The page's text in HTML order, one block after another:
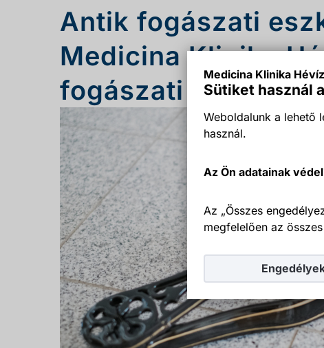
Medicina Klinika Hévíz
Sütiket használ
Weboldalunk a lehető
használ.
Az Ön adatainak
Az „Összes
megfelelően az
Antik fogászati
Medicina Klinika
fogászati fúrógép.